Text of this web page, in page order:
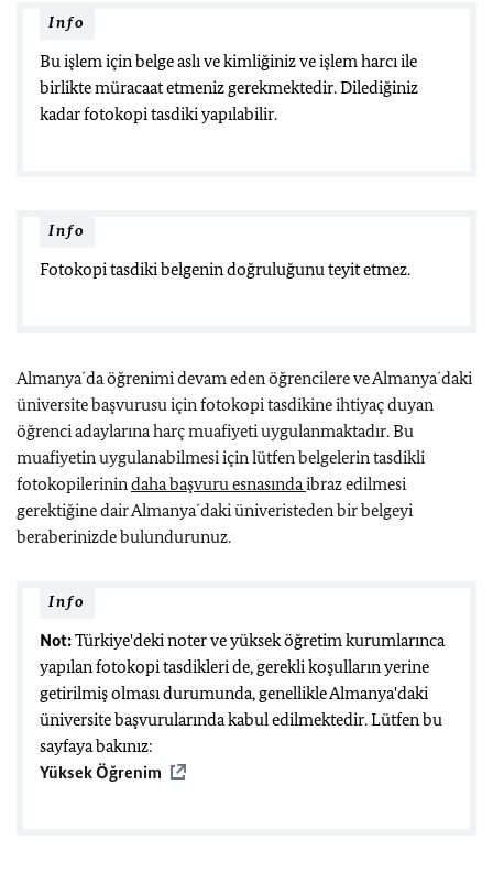
Info
Bu işlem için belge aslı ve kimliğiniz ve işlem harcı ile
birlikte müracaat etmeniz gerekmektedir. Dilediğiniz
kadar fotokopi tasdiki yapılabilir.
Info
Fotokopi tasdiki belgenin doğruluğunu teyit etmez.
Almanya´da öğrenimi devam eden öğrencilere ve Almanya´daki
üniversite başvurusu için fotokopi tasdikine ihtiyaç duyan
öğrenci adaylarına harç muafiyeti uygulanmaktadır. Bu
muafiyetin uygulanabilmesi için lütfen belgelerin tasdikli
fotokopilerinin daha başvuru esnasındaibraz edilmesi
gerektiğine dair Almanya´daki üniveristeden bir belgeyi
beraberinizde bulundurunuz.
Info
Not:Türkiye'deki noter ve yüksek öğretim kurumlarınca
yapılan fotokopi tasdikleri de, gerekli koşulların yerine
getirilmiş olması durumunda, genellikle Almanya'daki
üniversite başvurularında kabul edilmektedir. Lütfen bu
sayfaya bakınız:
Yüksek Öğrenim